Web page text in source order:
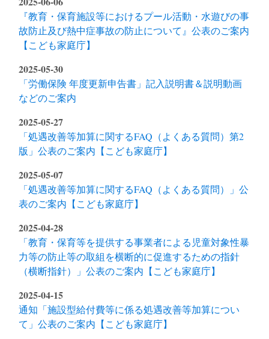
『教育・保育施設等におけるプール活動・水遊びの事
故防止及び熱中症事故の防止について』公表のご案内
【こども家庭庁】
2025-05-30
「労働保険 年度更新申告書」記入説明書＆説明動画
などのご案内
2025-05-27
「処遇改善等加算に関するFAQ（よくある質問）第2
版」公表のご案内【こども家庭庁】
2025-05-07
「処遇改善等加算に関するFAQ（よくある質問）」公
表のご案内【こども家庭庁】
2025-04-28
「教育・保育等を提供する事業者による児童対象性暴
力等の防止等の取組を横断的に促進するための指針
（横断指針）」公表のご案内【こども家庭庁】
2025-04-15
通知「施設型給付費等に係る処遇改善等加算につい
て」公表のご案内【こども家庭庁】